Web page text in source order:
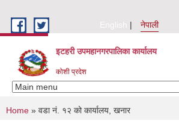
English
नेपाली
इटहरी उपमहानगरपालिका कार्यालय
कोशी प्रदेश
You are here
Home » वडा नं. १२ को कार्यालय, खनार